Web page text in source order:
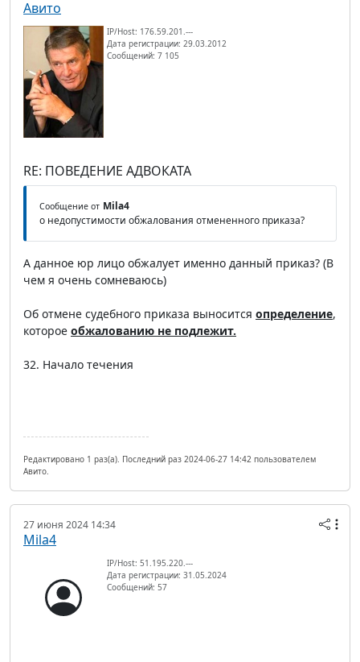
Авито
IP/Host: 176.59.201.---
Дата регистрации: 29.03.2012
Сообщений: 7 105
RE: ПОВЕДЕНИЕ АДВОКАТА
Сообщение от Mila4
о недопустимости обжалования отмененного приказа?
А данное юр лицо обжалует именно данный приказ? (В
чем я очень сомневаюсь)
Об отмене судебного приказа выносится определение,
которое обжалованию не подлежит.
32. Начало течения
Редактировано 1 раз(а). Последний раз 2024-06-27 14:42 пользователем
Авито.
27 июня 2024 14:34
Mila4
IP/Host: 51.195.220.---
Дата регистрации: 31.05.2024
Сообщений: 57